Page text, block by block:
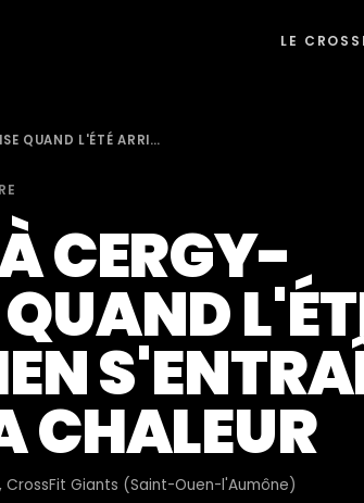
LE
QUAND L'ÉTÉ ARRI…
CERGY-
CHALEUR
Giants (Saint-Ouen-l'Aumône)